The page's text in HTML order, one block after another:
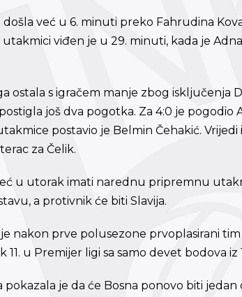
već u 6. minuti preko Fahrudina
utakmici viđen je u 29. minuti, kada je
ostala s igračem manje zbog isključenja
još dva pogotka. Za 4:0 je pogodio
postavio je Belmin Čehakić. Vrijedi
za Čelik.
u utorak imati narednu pripremnu
a protivnik će biti Slavija.
nakon prve polusezone prvoplasirani tim
11. u Premijer ligi sa samo devet bodova iz
pokazala je da će Bosna ponovo biti